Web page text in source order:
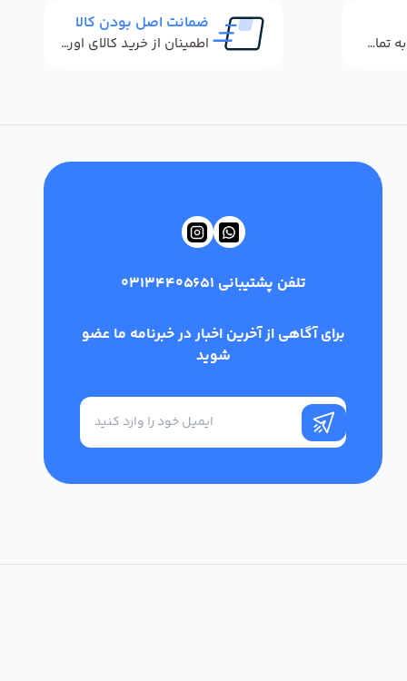
پاسخگویی سریع به تماس‌ها و پیام‌ها
ضمانت اصل بودن کالا
اطمینان از خرید کالای اورجینال
تلفن پشتیبانی 03134405651
برای آگاهی از آخرین اخبار در خبرنامه ما عضو
شوید